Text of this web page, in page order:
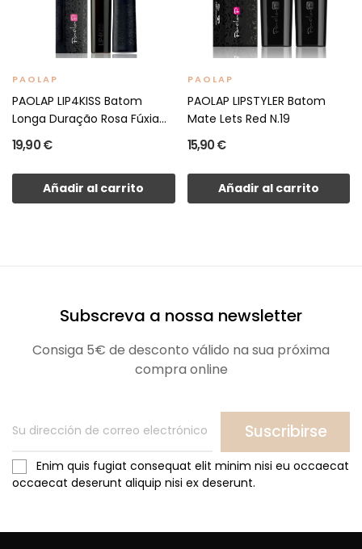
PAOLAP
PAOLAP LIP4KISS Batom
Longa Duração Rosa Fúxia
N.6
19,90 €
Añadir al carrito
PAOLAP
PAOLAP LIPSTYLER Batom
Mate Lets Red N.19
15,90 €
Añadir al carrito
Subscreva a nossa newsletter
Consiga 5€ de desconto válido na sua próxima
compra online
Suscribirse
Enim quis fugiat consequat elit minim nisi eu occaecat
occaecat deserunt aliquip nisi ex deserunt.